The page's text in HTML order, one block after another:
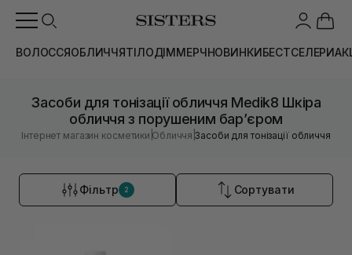
ВОЛОССЯОБЛИЧЧЯТІЛОДІММЕРЧНОВИНКИБЕСТСЕЛЕРИ
Засоби для тонізації обличчя Medik8 Шкіра
обличчя з порушеним барʼєром
Інтернет магазин косметики |Обличчя |Засоби для тонізації обличчя
Фільтр 2 Сортувати